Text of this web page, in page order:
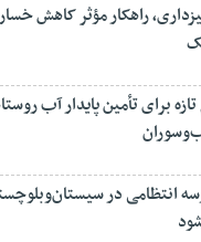
راهکار مؤثر کاهش
برای تأمین پایدار آب
انتظامی در